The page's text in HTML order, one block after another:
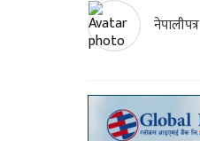
नेपालीपत्र